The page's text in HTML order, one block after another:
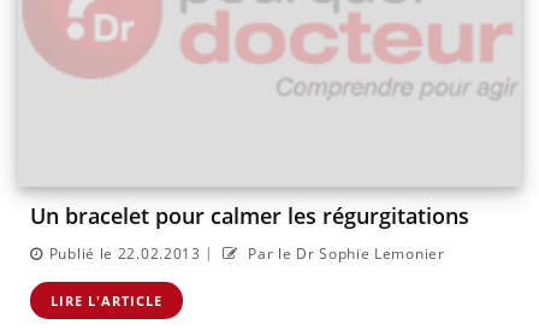
Un bracelet pour calmer les régurgitations
Publié le 22.02.2013 | Par le Dr Sophie Lemonier
LIRE L'ARTICLE